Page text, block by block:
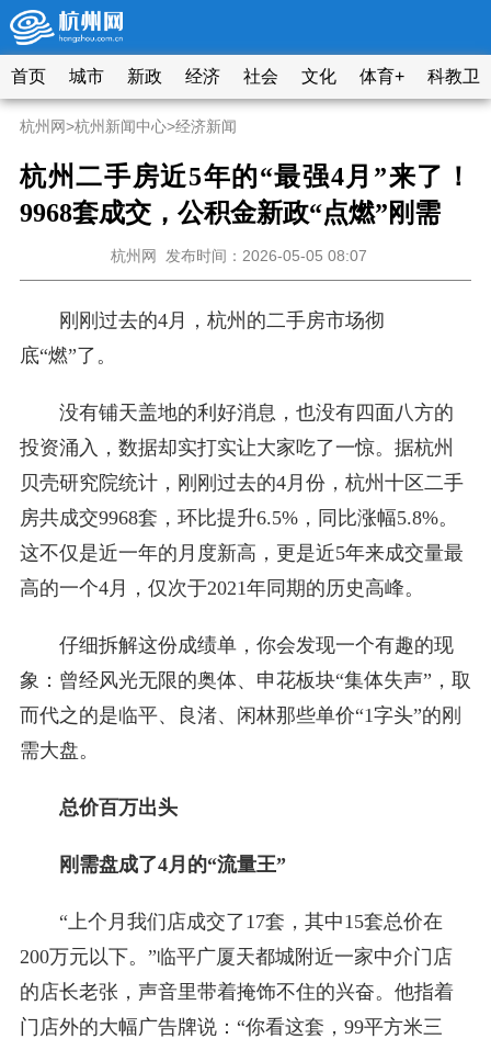
首页 城市 新政 经济 社会 文化 体育+ 科教卫
杭州网>杭州新闻中心>经济新闻
杭州二手房近5年的“最强4月”来了！
9968套成交，公积金新政“点燃”刚需
杭州网 发布时间：2026-05-05 08:07
刚刚过去的4月，杭州的二手房市场彻
底“燃”了。
没有铺天盖地的利好消息，也没有四面八方的
投资涌入，数据却实打实让大家吃了一惊。据杭州
贝壳研究院统计，刚刚过去的4月份，杭州十区二手
房共成交9968套，环比提升6.5%，同比涨幅5.8%。
这不仅是近一年的月度新高，更是近5年来成交量最
高的一个4月，仅次于2021年同期的历史高峰。
仔细拆解这份成绩单，你会发现一个有趣的现
象：曾经风光无限的奥体、申花板块“集体失声”，取
而代之的是临平、良渚、闲林那些单价“1字头”的刚
需大盘。
总价百万出头
刚需盘成了4月的“流量王”
“上个月我们店成交了17套，其中15套总价在
200万元以下。”临平广厦天都城附近一家中介门店
的店长老张，声音里带着掩饰不住的兴奋。他指着
门店外的大幅广告牌说：“你看这套，99平方米三